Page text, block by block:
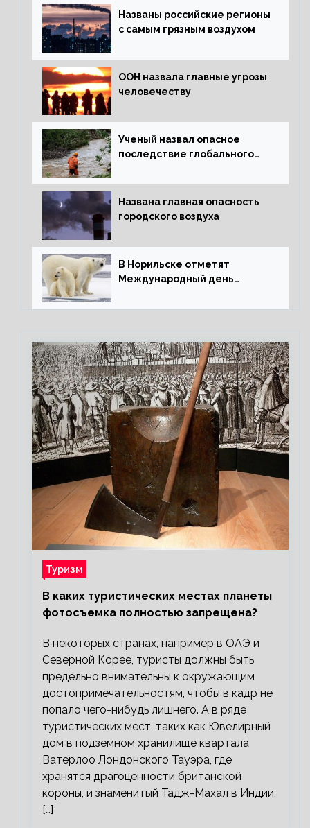
Названы российские регионы
с самым грязным воздухом
ООН назвала главные угрозы
человечеству
Ученый назвал опасное
последствие глобального
Названа главная опасность
городского воздуха
В Норильске отметят
Международный день
Туризм
В каких туристических местах планеты
фотосъемка полностью запрещена?
В некоторых странах, например в ОАЭ и
Северной Корее, туристы должны быть
предельно внимательны к окружающим
достопримечательностям, чтобы в кадр не
попало чего-нибудь лишнего. А в ряде
туристических мест, таких как Ювелирный
дом в подземном хранилище квартала
Ватерлоо Лондонского Тауэра, где
хранятся драгоценности британской
короны, и знаменитый Тадж-Махал в Индии,
[…]